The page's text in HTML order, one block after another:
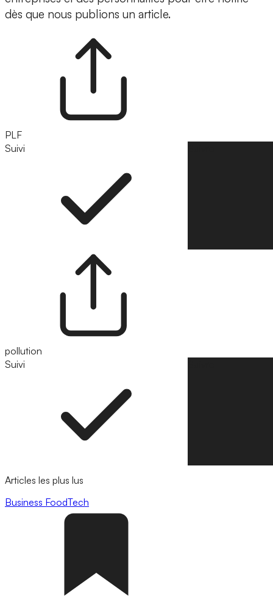
dès que nous publions un article.
PLF
Suivi
pollution
Suivi
Articles les plus lus
Business FoodTech